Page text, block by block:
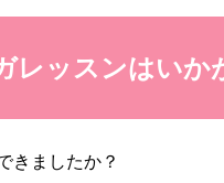
レッスンはいか
きましたか？